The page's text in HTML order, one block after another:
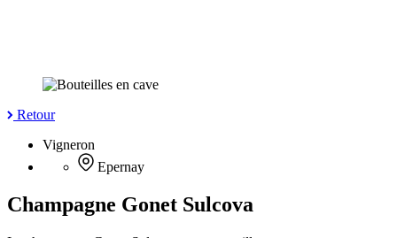
Retour
Vigneron
Epernay
Champagne Gonet Sulcova